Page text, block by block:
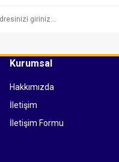
Kurumsal
Hakkımızda
İletişim
İletişim Formu